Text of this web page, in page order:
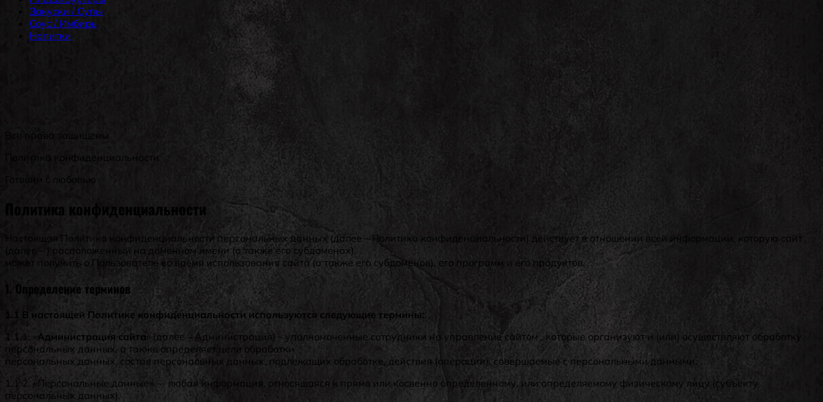
Закуски / Супы
Coус / Имбирь
Haпитки
Все права защищены
Политика конфиденциальности
Готовим с любовью
Политика конфиденциальности
Настоящая Политика конфиденциальности персональных данных (далее – Политика конфиденциальности) действует в отношении всей информации, которую сайт ,
(далее – ) расположенный на доменном имени (а также его субдоменах),
может получить о Пользователе во время использования сайта (а также его субдоменов), его программ и его продуктов.
1. Определение терминов
1.1 В настоящей Политике конфиденциальности используются следующие термины:
1.1.1. «Администрация сайта» (далее – Администрация) – уполномоченные сотрудники на управление сайтом , которые организуют и (или) осуществляют обработку
персональных данных, а также определяет цели обработки
персональных данных, состав персональных данных, подлежащих обработке, действия (операции), совершаемые с персональными данными.
1.1.2. «Персональные данные» — любая информация, относящаяся к прямо или косвенно определенному, или определяемому физическому лицу (субъекту
персональных данных).